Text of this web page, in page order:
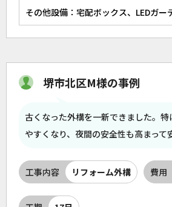
その他設備：宅配ボックス、LEDガー
堺市北区M様の事例
古くなった外構を一新できました。
やすくなり、夜間の安全性も高まって
工事内容 リフォーム外構 費用